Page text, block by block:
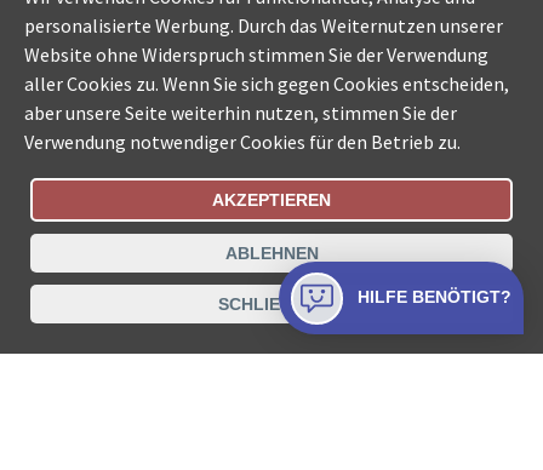
Bestellungsstatus Ämtersuche der Schweiz
Datenschutz Impressum Nutzungsbestimmungen
Kontakt
personalisierte Werbung. Durch das Weiternutzen unserer
Website ohne Widerspruch stimmen Sie der Verwendung
aller Cookies zu. Wenn Sie sich gegen Cookies entscheiden,
aber unsere Seite weiterhin nutzen, stimmen Sie der
Verwendung notwendiger Cookies für den Betrieb zu.
AKZEPTIEREN
ABLEHNEN
SCHLIESSEN HILFE BENÖTIGT?